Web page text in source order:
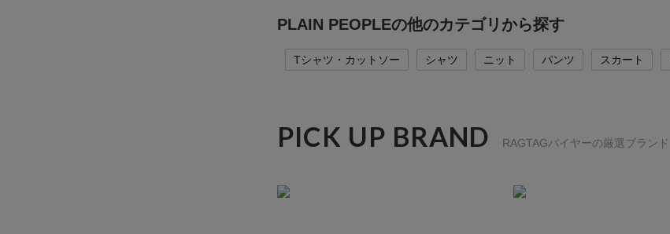
PLAIN PEOPLEの他のカテゴリから探す
Tシャツ・カットソー シャツ ニット パンツ スカート
PICK UP BRAND RAGTAGバイヤーの厳選ブランド